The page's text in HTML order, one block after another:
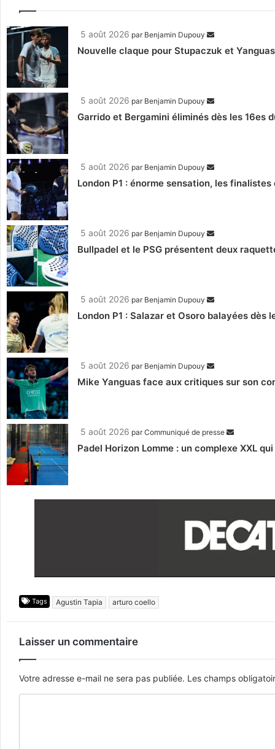
5 août 2026 par Benjamin Dupouy
Nouvelle claque pour Stupaczuk et
5 août 2026 par Benjamin Dupouy
Garrido et Bergamini éliminés dès les 16es
5 août 2026 par Benjamin Dupouy
London P1 : énorme sensation, les
5 août 2026 par Benjamin Dupouy
Bullpadel et le PSG présentent deux
5 août 2026 par Benjamin Dupouy
London P1 : Salazar et Osoro balayées
5 août 2026 par Benjamin Dupouy
Mike Yanguas face aux critiques sur son
5 août 2026 parCommuniqué de presse
Padel Horizon Lomme : un complexe XXL
Tags Agustin Tapia arturo coello
Laisser un commentaire
Votre adresse e-mail ne sera pas publiée. Les champs